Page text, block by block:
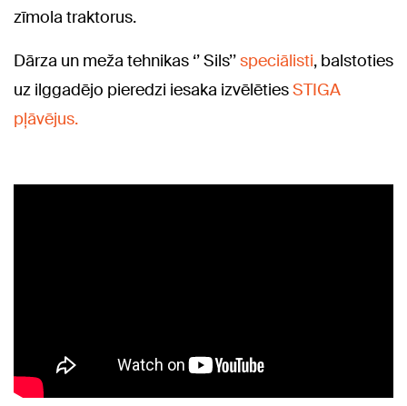
zīmola traktorus.
Dārza un meža tehnikas ‘’ Sils’’speciālisti, balstoties
uz ilggadējo pieredzi iesaka izvēlētiesSTIGA
pļāvējus.